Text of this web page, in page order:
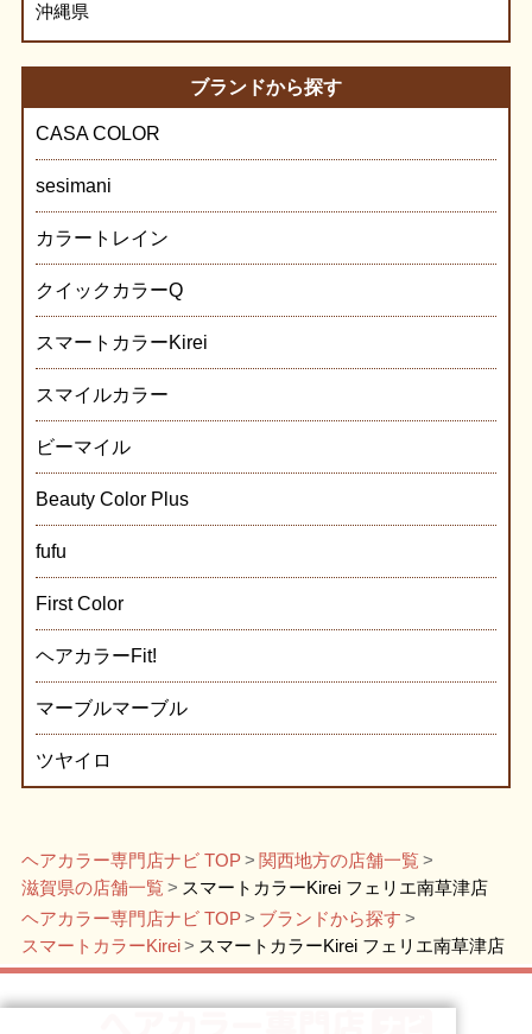
沖縄県
ブランドから探す
CASA COLOR
sesimani
カラートレイン
クイックカラーQ
スマートカラーKirei
スマイルカラー
ビーマイル
Beauty Color Plus
fufu
First Color
ヘアカラーFit!
マーブルマーブル
ツヤイロ
ヘアカラー専門店ナビ TOP
関西地方の店舗一覧
滋賀県の店舗一覧
スマートカラーKirei フェリエ南草津店
ヘアカラー専門店ナビ TOP
ブランドから探す
スマートカラーKirei
スマートカラーKirei フェリエ南草津店